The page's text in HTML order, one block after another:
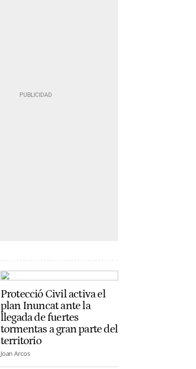
Protecció Civil activa el
plan Inuncat ante la
llegada de fuertes
tormentas a gran parte del
territorio
Joan Arcos